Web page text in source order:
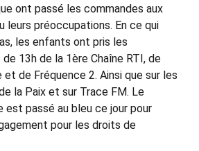
ont passé les commandes aux
leurs préoccupations. En ce qui
les enfants ont pris les
13h de la 1ère Chaîne RTI, de
et de Fréquence 2. Ainsi que sur les
la Paix et sur Trace FM. Le
passé au bleu ce jour pour
pour les droits de